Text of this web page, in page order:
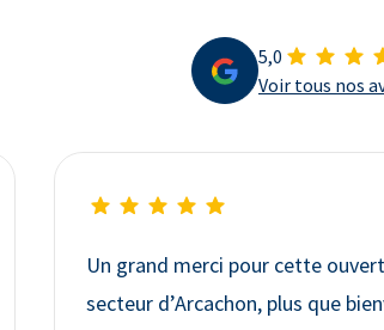
5,0
Voir tous nos
Un grand merci pour cette
secteur d’Arcachon, plus que